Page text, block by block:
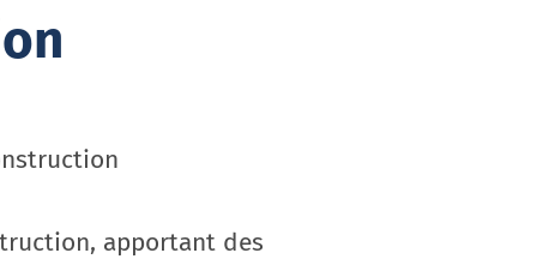
apportant des